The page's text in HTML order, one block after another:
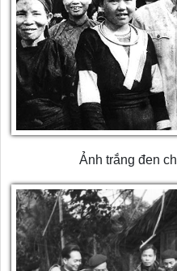
Ảnh trắng đen